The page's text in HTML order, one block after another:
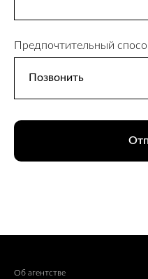
Предпочтительный
Об агентстве